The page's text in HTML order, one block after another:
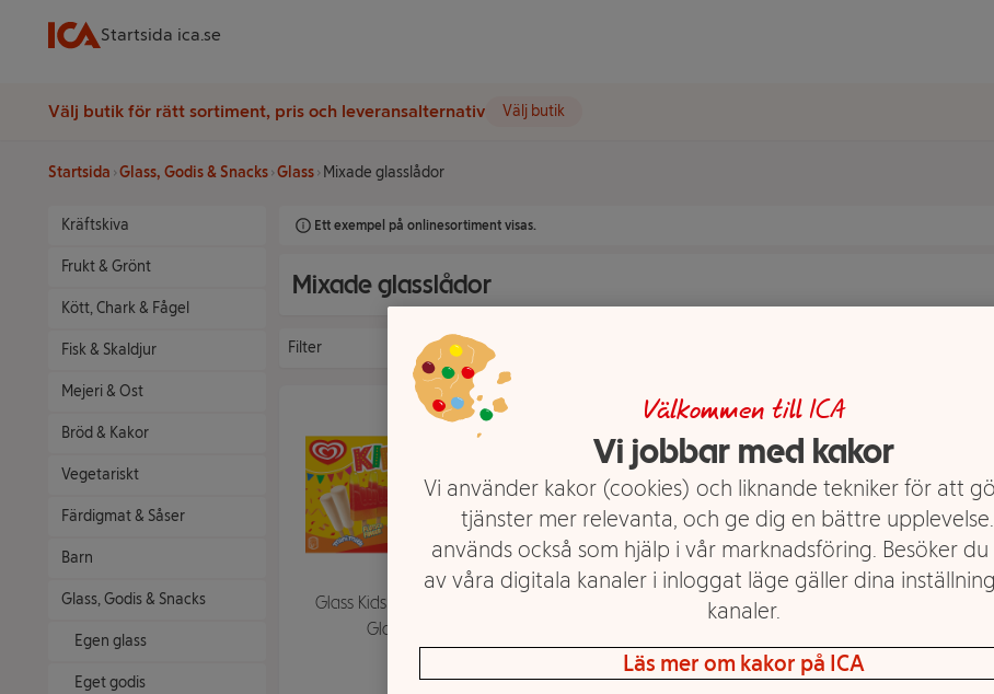
Startsida ica.se
Välj butik för rätt sortiment, pris och leveransalternativ Välj butik
Startsida Glass, Godis & Snacks Glass Mixade glasslådor
Kräftskiva
Frukt & Grönt
Kött, Chark & Fågel
Fisk & Skaldjur
Mejeri & Ost
Bröd & Kakor
Vegetariskt
Färdigmat & Såser
Barn
Glass, Godis & Snacks
Egen glass
Eget godis
Ett exempel på onlinesortiment visas.
Mixade glasslådor
Filter
Glass Kids Mix 8p GB
Glace
Glass Magnum classic
chocolate 6-p
Magnum
Välkommen till ICA
Vi jobbar med kakor
Vi använder kakor (cookies) och liknande tekniker för att
tjänster mer relevanta, och ge dig en bättre
används också som hjälp i vår marknadsföring. Besöker
av våra digitala kanaler i inloggat läge gäller dina
kanaler.
Läs mer om kakor på ICA